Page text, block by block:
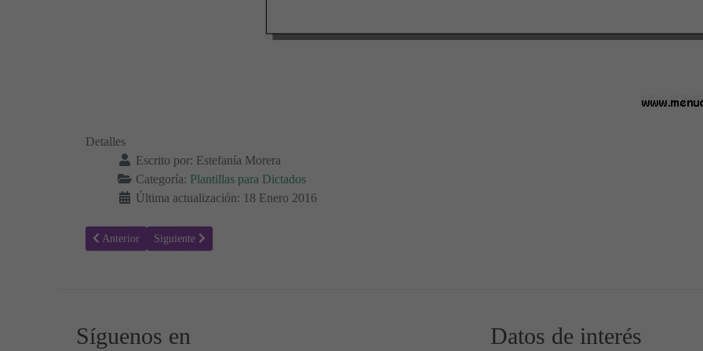
Detalles
Escrito por: Estefanía Morera
Categoría: Plantillas para Dictados
Última actualización: 18 Enero 2016
Artículo anterior: Plantillas para Dictados 07
Anterior Artículo siguiente: Plantillas para Dictados 05
Siguiente
Síguenos en Datos de interés